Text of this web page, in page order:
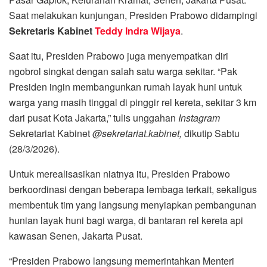
Saat melakukan kunjungan, Presiden Prabowo didampingi
Sekretaris KabinetTeddy Indra Wijaya.
Saat itu, Presiden Prabowo juga menyempatkan diri
ngobrol singkat dengan salah satu warga sekitar. “Pak
Presiden ingin membangunkan rumah layak huni untuk
warga yang masih tinggal di pinggir rel kereta, sekitar 3 km
dari pusat Kota Jakarta,” tulis unggahan Instagram
Sekretariat Kabinet@sekretariat.kabinet, dikutip Sabtu
(28/3/2026).
Untuk merealisasikan niatnya itu, Presiden Prabowo
berkoordinasi dengan beberapa lembaga terkait, sekaligus
membentuk tim yang langsung menyiapkan pembangunan
hunian layak huni bagi warga, di bantaran rel kereta api
kawasan Senen, Jakarta Pusat.
“Presiden Prabowo langsung memerintahkan Menteri